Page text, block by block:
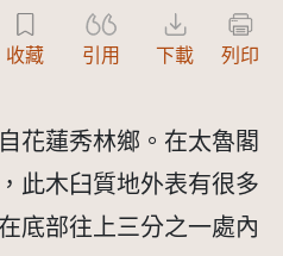
BY 3.0 TW +)
收藏 引用 下載 列印
花蓮秀林鄉。在太魯閣
此木臼質地外表有很多
底部往上三分之一處內